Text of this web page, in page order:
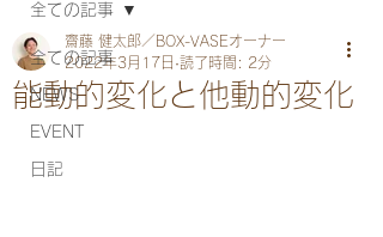
全ての記事
NEWS
EVENT
日記
全ての記事
能動的変化と他動的変化
齋藤 健太郎／BOX-VASEオーナー
2022年3月17日 読了時間: 2分